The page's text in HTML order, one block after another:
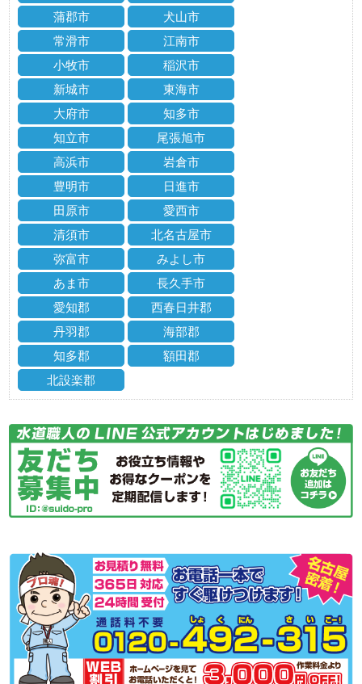
蒲郡市
犬山市
常滑市
江南市
小牧市
稲沢市
新城市
東海市
大府市
知多市
知立市
尾張旭市
高浜市
岩倉市
豊明市
日進市
田原市
愛西市
清須市
北名古屋市
弥富市
みよし市
あま市
長久手市
愛知郡
西春日井郡
丹羽郡
海部郡
知多郡
額田郡
北設楽郡